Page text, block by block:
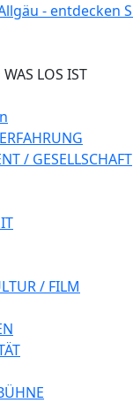
LOS IST
/ GESELLSCHAFT
/ FILM